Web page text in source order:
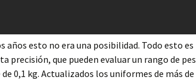
años esto no era una posibilidad. Todo esto es
precisión, que pueden evaluar un rango de
0,1 kg. Actualizados los uniformes de más